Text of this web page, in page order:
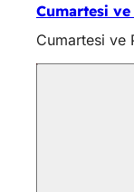
Cumartesi ve
Cumartesi ve